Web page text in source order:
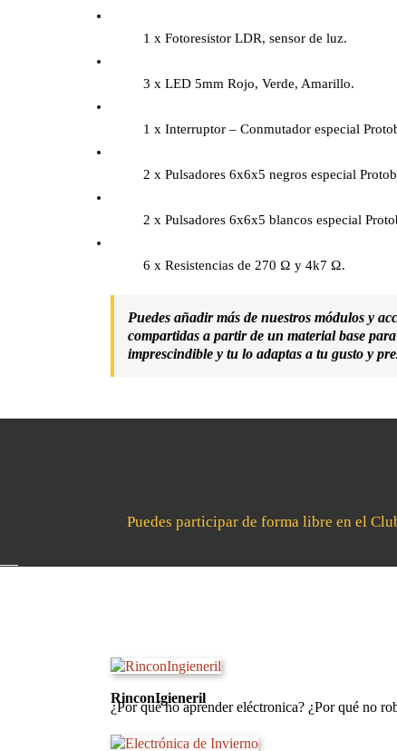
1 x Fotoresistor LDR, sensor de luz.
3 x LED 5mm Rojo, Verde, Amarillo.
1 x Interruptor – Conmutador especial
2 x Pulsadores 6x6x5 negros especial
2 x Pulsadores 6x6x5 blancos especial
6 x Resistencias de 270 Ω y 4k7 Ω.
Puedes añadir más de nuestros módulos y
compartidas a partir de un material base
imprescindible y tu lo adaptas a tu gusto y
Puedes participar de forma libre en el
RinconIgieneril
¿Por qué no aprender eléctronica? ¿Por qué no